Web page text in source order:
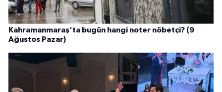
Kahramanmaraş'ta bugün hangi noter nöbetçi? (9
Ağustos Pazar)